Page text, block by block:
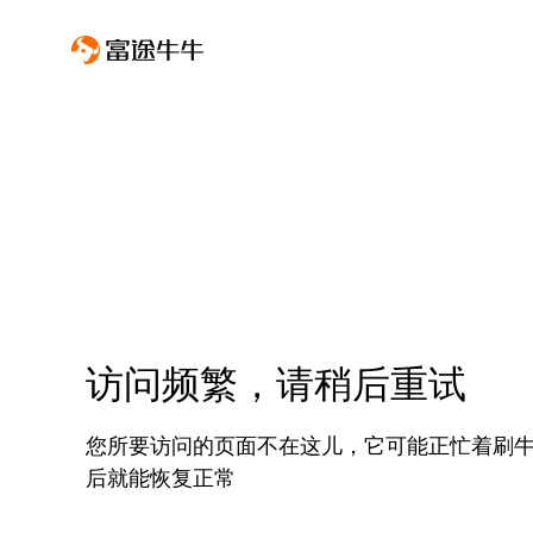
访问频繁，请稍后重试
您所要访问的页面不在这儿，它可能正忙着刷
后就能恢复正常